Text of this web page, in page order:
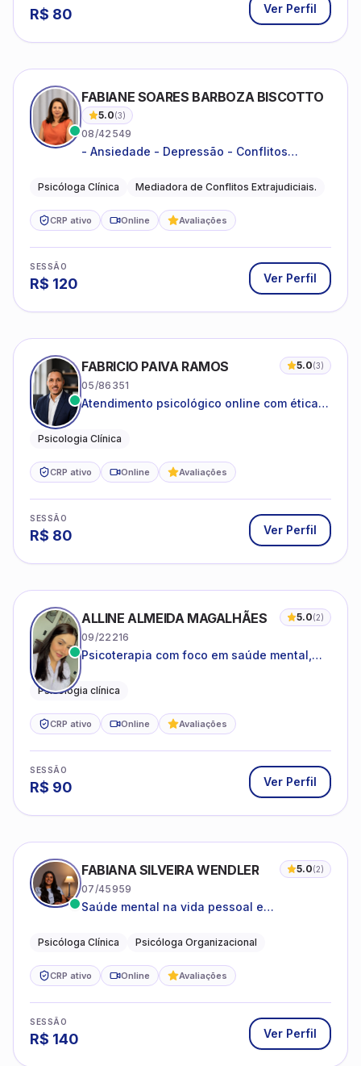
R$ 80 Ver Perfil
FABIANE SOARES BARBOZA BISCOTTO
5.0(3)
08/42549
- Ansiedade - Depressão - Conflitos
relacionamentos - Autoestima -
Psicóloga Clínica Mediadora de Conflitos Extrajudiciais.
CRP ativo Online Avaliações
SESSÃO
R$ 120 Ver Perfil
FABRICIO PAIVA RAMOS 5.0(3)
05/86351
Atendimento psicológico online com ética,
Psicologia Clínica
CRP ativo Online Avaliações
SESSÃO
R$ 80 Ver Perfil
ALLINE ALMEIDA MAGALHÃES 5.0(2)
09/22216
Psicoterapia com foco em saúde mental,
adolescentes e adultos.
Psicologia clínica
CRP ativo Online Avaliações
SESSÃO
R$ 90 Ver Perfil
FABIANA SILVEIRA WENDLER 5.0(2)
07/45959
Saúde mental na vida pessoal e
Psicóloga Clínica Psicóloga Organizacional
CRP ativo Online Avaliações
SESSÃO
R$ 140 Ver Perfil